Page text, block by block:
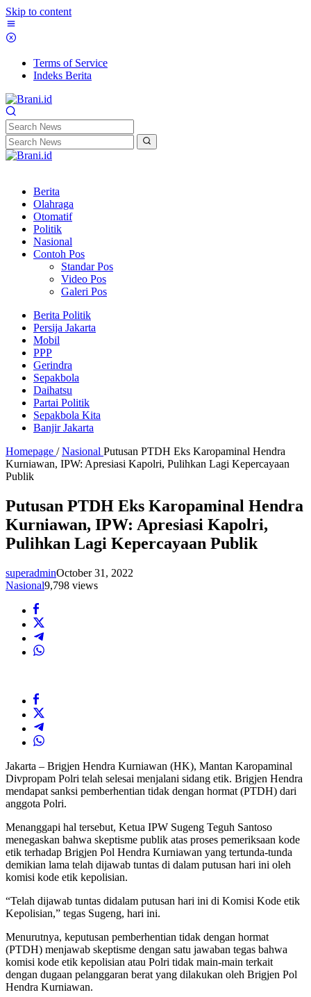
Skip to content
Terms of Service
Indeks Berita
Berita
Olahraga
Otomatif
Politik
Nasional
Contoh Pos
Standar Pos
Video Pos
Galeri Pos
Berita Politik
Persija Jakarta
Mobil
PPP
Gerindra
Sepakbola
Daihatsu
Partai Politik
Sepakbola Kita
Banjir Jakarta
Homepage / Nasional Putusan PTDH Eks Karopaminal Hendra
Kurniawan, IPW: Apresiasi Kapolri, Pulihkan Lagi Kepercayaan
Publik
Putusan PTDH Eks Karopaminal Hendra
Kurniawan, IPW: Apresiasi Kapolri,
Pulihkan Lagi Kepercayaan Publik
superadminOctober 31, 2022
Nasional9,798 views
Jakarta – Brigjen Hendra Kurniawan (HK), Mantan Karopaminal
Divpropam Polri telah selesai menjalani sidang etik. Brigjen Hendra
mendapat sanksi pemberhentian tidak dengan hormat (PTDH) dari
anggota Polri.
Menanggapi hal tersebut, Ketua IPW Sugeng Teguh Santoso
menegaskan bahwa skeptisme publik atas proses pemeriksaan kode
etik terhadap Brigjen Pol Hendra Kurniawan yang tertunda-tunda
demikian lama telah dijawab tuntas di dalam putusan hari ini oleh
komisi kode etik kepolisian.
“Telah dijawab tuntas didalam putusan hari ini di Komisi Kode etik
Kepolisian,” tegas Sugeng, hari ini.
Menurutnya, keputusan pemberhentian tidak dengan hormat
(PTDH) menjawab skeptisme dengan satu jawaban tegas bahwa
komisi kode etik kepolisian atau Polri tidak main-main terkait
dengan dugaan pelanggaran berat yang dilakukan oleh Brigjen Pol
Hendra Kurniawan.